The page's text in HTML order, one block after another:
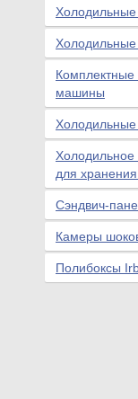
Холодильные
Холодильные
машины
Холодильное
для
Сэндвич-
Камеры
Полибоксы